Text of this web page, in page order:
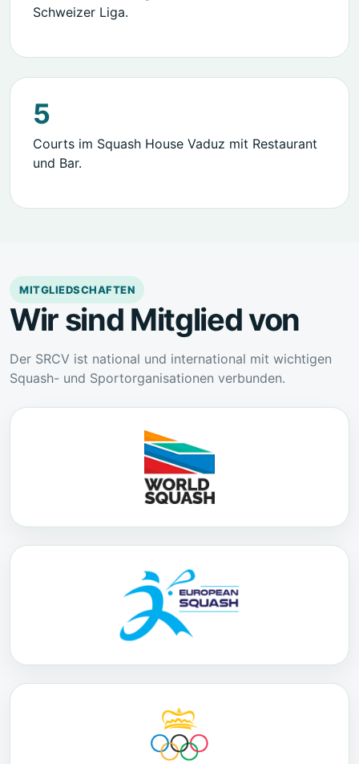
Schweizer Liga.
5
Courts im Squash House Vaduz mit Restaurant
und Bar.
MITGLIEDSCHAFTEN
Wir sind Mitglied von
Der SRCV ist national und international mit wichtigen
Squash- und Sportorganisationen verbunden.